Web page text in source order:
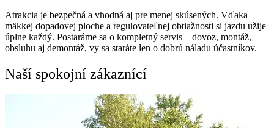
Atrakcia je bezpečná a vhodná aj pre menej skúsených. Vďaka
mäkkej dopadovej ploche a regulovateľnej obtiažnosti si jazdu užije
úplne každý. Postaráme sa o kompletný servis – dovoz, montáž,
obsluhu aj demontáž, vy sa staráte len o dobrú náladu účastníkov.
Naší spokojní zákaznící